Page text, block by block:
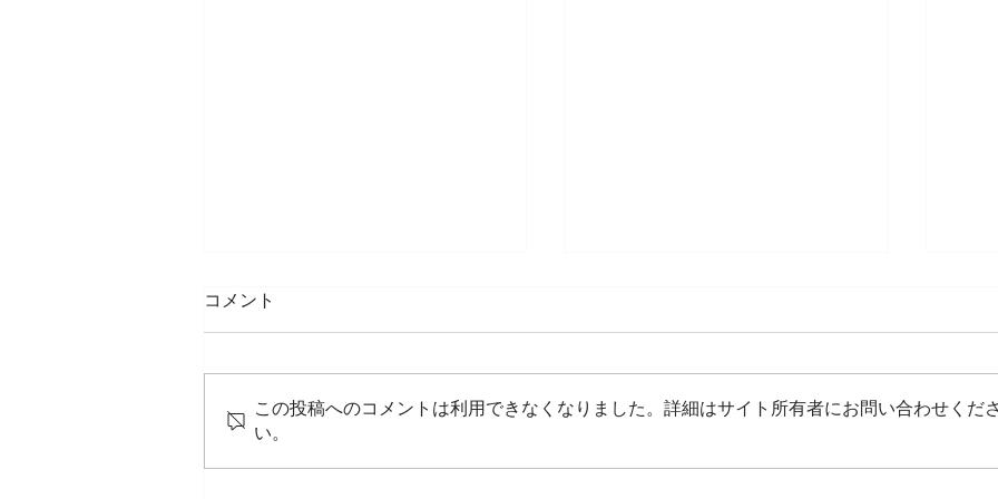
暑さ対策に！高機能外壁塗装
人気の1Dayリフォーム🚪玄
畳・
コメント
この投稿へのコメントは利用できなくなりました。詳細はサイト所有者にお問い合わせくださ
い。